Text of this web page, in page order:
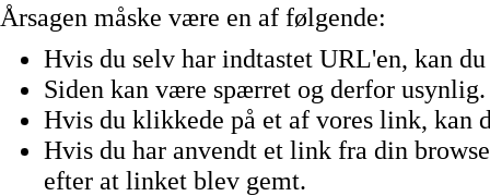
Årsagen måske være en af følgende:
Hvis du selv har indtastet URL'en, kan
Siden kan være spærret og derfor usynlig.
Hvis du klikkede på et af vores link, kan
Hvis du har anvendt et link fra din
efter at linket blev gemt.